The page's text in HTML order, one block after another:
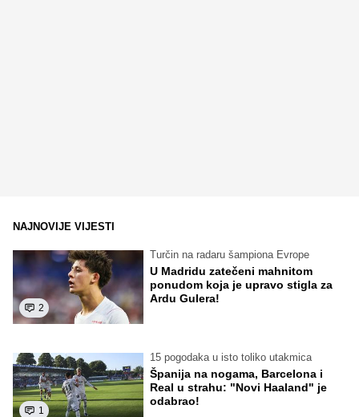
NAJNOVIJE VIJESTI
2
Turčin na radaru šampiona Evrope
U Madridu zatečeni mahnitom
ponudom koja je upravo stigla za
Ardu Gulera!
1
15 pogodaka u isto toliko utakmica
Španija na nogama, Barcelona i
Real u strahu: "Novi Haaland" je
odabrao!